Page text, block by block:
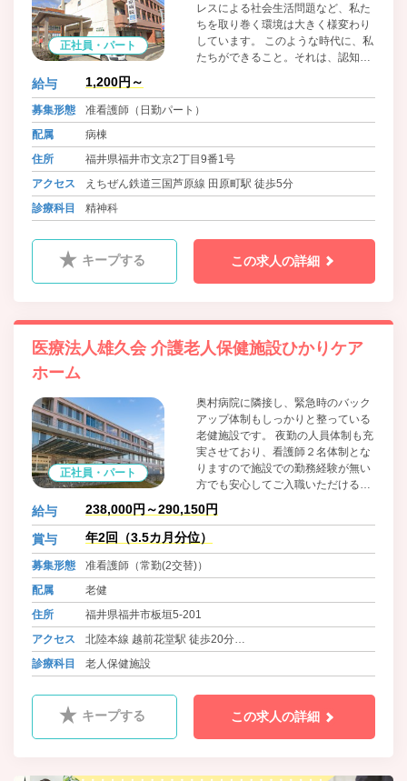
正社員・パート
レスによる社会生活問題など、私た
ちを取り巻く環境は大きく様変わり
しています。 このような時代に、私
たちができること。それは、認知症
を行うことです。 医師、看護師、ソ
ーシャルワーカーをはじめすべての
者さんやご家族の立場にたった質の
高い医療技術を提供していきます。
そして、地域の中に溶け込みあいな
ような社会作りに貢献したいと考え
ています。
給与 1,200円～
募集形態
准看護師（日勤パート）
配属
病棟
住所
福井県福井市文京2丁目9番1号
アクセス
えちぜん鉄道三国芦原線 田原町駅 徒歩5分
診療科目
精神科
キープする この求人の詳細
医療法人雄久会 介護老人保健施設ひかりケア
ホーム
正社員・パート
奥村病院に隣接し、緊急時のバック
アップ体制もしっかりと整っている
老健施設です。 夜勤の人員体制も充
実させており、看護師２名体制とな
りますので施設での勤務経験が無い
方でも安心してご入職いただけるか
と思います。
給与 238,000円～290,150円
賞与 年2回（3.5カ月分位）
募集形態
准看護師（常勤(2交替)）
配属
老健
住所
福井県福井市板垣5-201
アクセス
北陸本線 越前花堂駅 徒歩20分
福井鉄道福武線 赤十字前駅よりバス（5分） 徒歩2分
診療科目 老人保健施設
キープする この求人の詳細